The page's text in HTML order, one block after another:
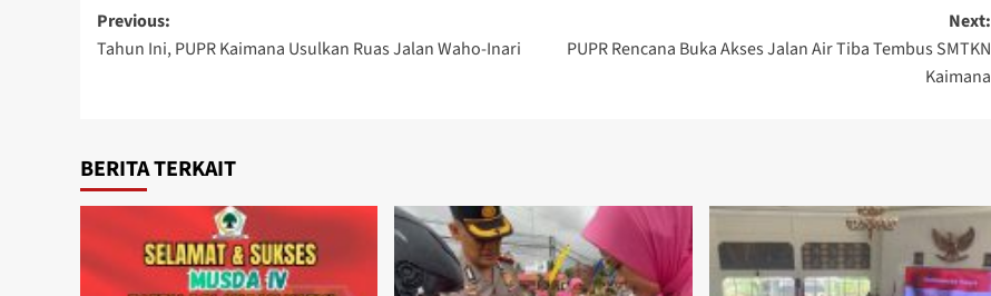
Post
navigation
Previous:
Tahun Ini, PUPR Kaimana Usulkan Ruas Jalan Waho-Inari
Next:
PUPR Rencana Buka Akses Jalan Air Tiba Tembus SMTKN
Kaimana
BERITA TERKAIT